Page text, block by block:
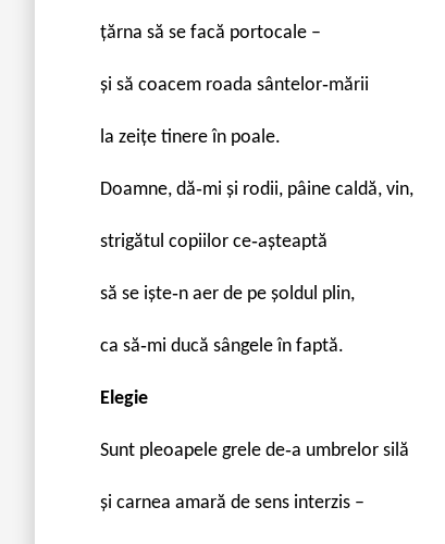
țărna să se facă portocale –
şi să coacem roada sântelor‐mării
la zeițe tinere în poale.
Doamne, dă‐mi şi rodii, pâine caldă, vin,
strigătul copiilor ce‐aşteaptă
să se işte‐n aer de pe şoldul plin,
ca să‐mi ducă sângele în faptă.
Elegie
Sunt pleoapele grele de‐a umbrelor silă
şi carnea amară de sens interzis –